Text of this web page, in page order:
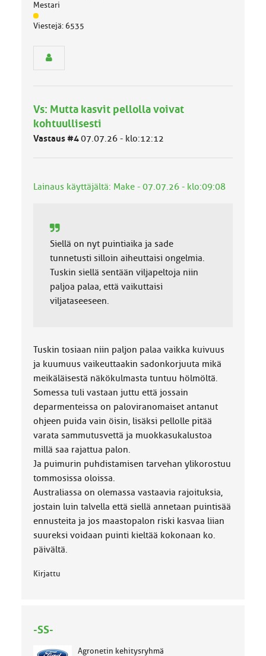
Mestari
J
ä
m
ä
u
a
Viestejä: 6535
Vs: Mutta kasvit pellolla voivat
kohtuullisesti
Vastaus #407.07.26 - klo:12:12
Lainaus käyttäjältä: Make - 07.07.26 - klo:09:08
Siellä on nyt puintiaika ja sade
tunnetusti silloin aiheuttaisi ongelmia.
Tuskin siellä sentään viljapeltoja niin
paljoa palaa, että vaikuttaisi
viljataseeseen.
Tuskin tosiaan niin paljon palaa vaikka kuivuus
ja kuumuus vaikeuttaakin sadonkorjuuta mikä
meikäläisestä näkökulmasta tuntuu hölmöltä.
Somessa tuli vastaan juttu että jossain
deparmenteissa on paloviranomaiset antanut
ohjeen puida vain öisin, lisäksi pellolle pitää
varata sammutusvettä ja muokkasukalustoa
millä saa rajattua palon.
Ja puimurin puhdistamisen tarvehan ylikorostuu
tommosissa oloissa.
Australiassa on olemassa vastaavia rajoituksia,
jostain luin talvella että siellä annetaan puintisää
ennusteita ja jos maastopalon riski kasvaa liian
suureksi voidaan puinti kieltää kokonaan ko.
päivältä.
Kirjattu
-SS-
Agronetin kehitysryhmä